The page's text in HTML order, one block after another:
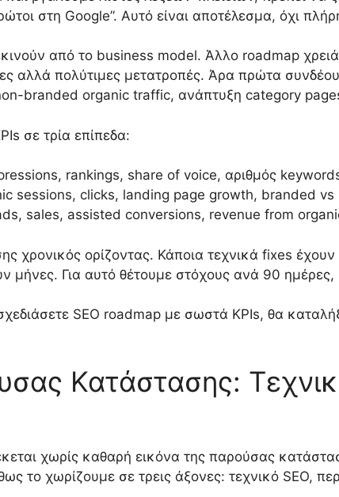
στη Google”. Αυτό είναι αποτέλεσμα, όχι
από το business model. Άλλο roadmap
αλλά πολύτιμες μετατροπές. Άρα πρώτα
branded organic traffic, ανάπτυξη category
σε τρία επίπεδα:
rankings, share of voice, αριθμός
sessions, clicks, landing page growth, branded vs
sales, assisted conversions, revenue from
χρονικός ορίζοντας. Κάποια τεχνικά fixes
μήνες. Για αυτό θέτουμε στόχους ανά 90 ημέρες,
SEO roadmap με σωστά KPIs, θα
Κατάστασης:
χωρίς καθαρή εικόνα της παρούσας
το χωρίζουμε σε τρεις άξονες: τεχνικό SEO,